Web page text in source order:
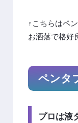
↑こちらはペ
お洒落で格好
ペンタ
プロは液